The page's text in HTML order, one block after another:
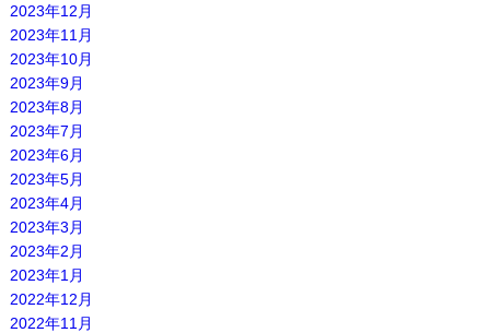
2023年12月
2023年11月
2023年10月
2023年9月
2023年8月
2023年7月
2023年6月
2023年5月
2023年4月
2023年3月
2023年2月
2023年1月
2022年12月
2022年11月